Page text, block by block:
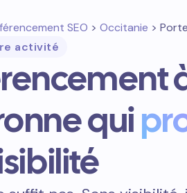
SEO > Occitanie >
activité
qui